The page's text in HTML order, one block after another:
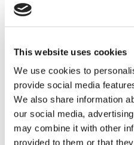
This website uses cookies
We use cookies to
provide social media
We also share information
our social media,
may combine it with other
provided to them or that
O que é a
Para ajudar marcas neste
uma metodologia robusta
das ativações durante a
Veja como ela funciona e o
Objetivos da Pesquisa